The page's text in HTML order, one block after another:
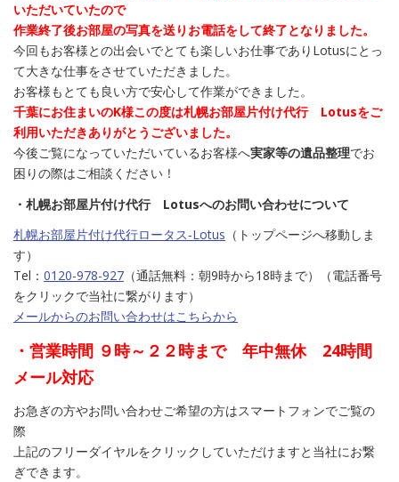
いただいていたので
作業終了後お部屋の写真を送りお電話をして終了となりました。
今回もお客様との出会いでとても楽しいお仕事でありLotusにとっ
て大きな仕事をさせていただきました。
お客様もとても良い方で安心して作業ができました。
千葉にお住まいのK様この度は札幌お部屋片付け代行 Lotusをご
利用いただきありがとうございました。
今後ご覧になっていただいているお客様へ実家等の遺品整理でお
困りの際はご相談ください！
・札幌お部屋片付け代行 Lotusへのお問い合わせについて
札幌お部屋片付け代行ロータス‐Lotus （トップページへ移動しま
す）
Tel： 0120-978-927 （通話無料：朝9時から18時まで）（電話番号
をクリックで当社に繋がります）
メールからのお問い合わせはこちらから
・営業時間 ９時～２２時まで 年中無休 24時間
メール対応
お急ぎの方やお問い合わせご希望の方はスマートフォンでご覧の
際
上記のフリーダイヤルをクリックしていただけますと当社にお繋
ぎできます。